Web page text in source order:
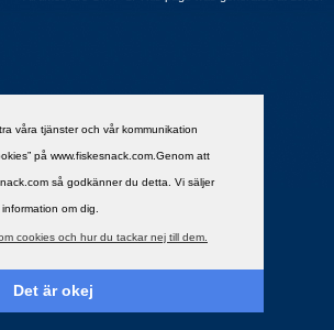
våra tjänster och vår kommunikation
på www.fiskesnack.com.Genom att
så godkänner du detta. Vi säljer
om dig.
cookies och hur du tackar nej till dem.
Det är okej